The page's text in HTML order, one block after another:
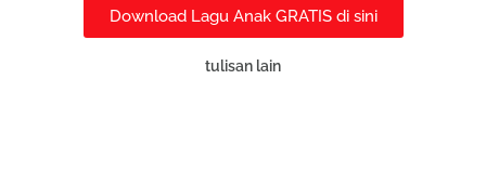
Download Lagu Anak GRATIS di sini
tulisan lain